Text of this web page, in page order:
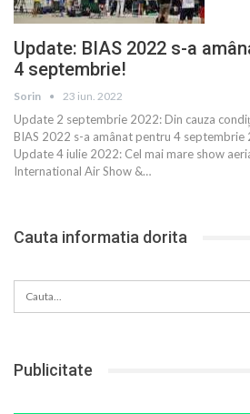
Update: BIAS 2022 s-a
4 septembrie!
Sorin 23 iun. 2022
Update 2 septembrie 2022: Din cauza
BIAS 2022 s-a amânat pentru 4 septembrie
Update 4 iulie 2022: Cel mai mare show
International Air Show &…
Cauta informatia dorita
Publicitate